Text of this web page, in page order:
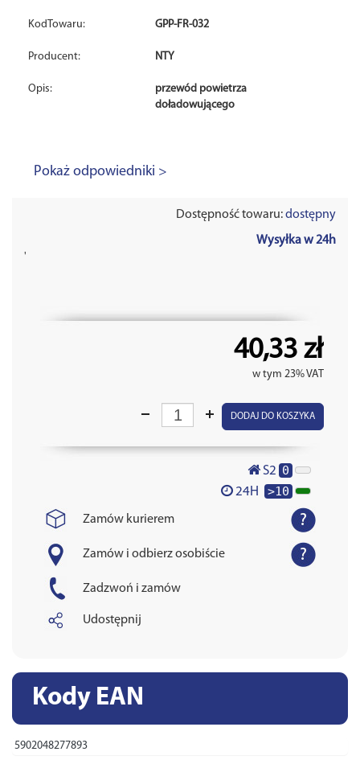
KodTowaru: GPP-FR-032
Producent: NTY
Opis:
przewód powietrza
doładowującego
Pokaż odpowiedniki >
Dostępność towaru:dostępny
Wysyłka w 24h
'
40,33 zł
w tym 23% VAT
DODAJ DO KOSZYKA
S2 0
24H >10
Zamów kurierem
Zamów i odbierz osobiście
Zadzwoń i zamów
Udostępnij
Kody EAN
5902048277893